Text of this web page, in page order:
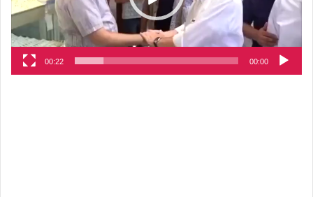
00:00
00:22